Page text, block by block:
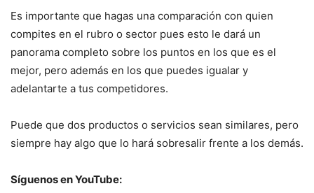
Es importante que hagas una comparación con quien
compites en el rubro o sector pues esto le dará un
panorama completo sobre los puntos en los que es el
mejor, pero además en los que puedes igualar y
adelantarte a tus competidores.
Puede que dos productos o servicios sean similares, pero
siempre hay algo que lo hará sobresalir frente a los demás.
Síguenos en YouTube: